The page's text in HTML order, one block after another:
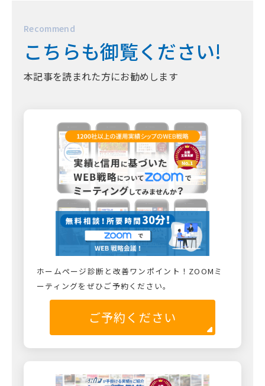
Recommend
こちらも御覧ください!
本記事を読まれた方にお勧めします
ホームページ診断と改善ワンポイント！ZOOMミ
ーティングをぜひご予約ください。
ご予約ください